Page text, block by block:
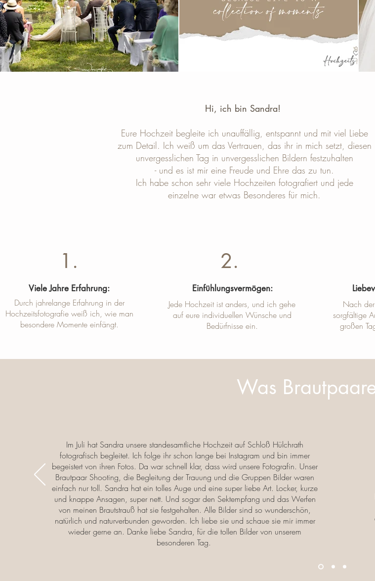
Hi, ich bin Sandra! ​
Eure Hochzeit begleite ich unauffällig, entspannt und mit viel Liebe
zum Detail. Ich weiß um das Vertrauen, das ihr in mich setzt, diesen
unvergesslichen Tag in unvergesslichen Bildern festzuhalten
- und es ist mir eine Freude und Ehre das zu tun.
Ich habe schon sehr viele Hochzeiten fotografiert und jede
einzelne war etwas Besonderes für mich.
1.
Viele Jahre Erfahrung:
Durch jahrelange Erfahrung in der
Hochzeitsfotografie weiß ich, wie man
besondere Momente einfängt.
2.
Einfühlungsvermögen:
Jede Hochzeit ist anders, und ich gehe
auf eure individuellen Wünsche und
Bedürfnisse ein.
Nach
sorgfältige
großen
Was
Im Juli hat Sandra unsere standesamtliche Hochzeit auf Schloß Hülchrath
fotografisch begleitet. Ich folge ihr schon lange bei Instagram und bin immer
begeistert von ihren Fotos. Da war schnell klar, dass wird unsere Fotografin. Unser
Brautpaar Shooting, die Begleitung der Trauung und die Gruppen Bilder waren
einfach nur toll. Sandra hat ein tolles Auge und eine super liebe Art. Locker, kurze
und knappe Ansagen, super nett. Und sogar den Sektempfang und das Werfen
von meinen Brautstrauß hat sie festgehalten. Alle Bilder sind so wunderschön,
natürlich und naturverbunden geworden. Ich liebe sie und schaue sie mir immer
wieder gerne an. Danke liebe Sandra, für die tollen Bilder von unserem
besonderen Tag.